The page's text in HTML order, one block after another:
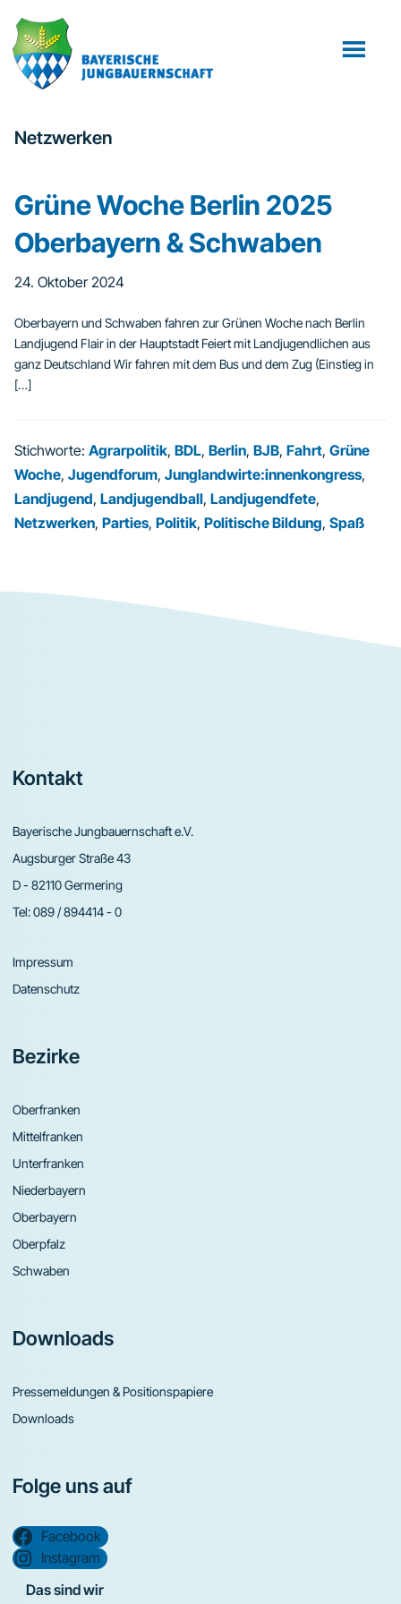
Inhalt
springen
Fußzeile
springen
Netzwerken
Grüne Woche Berlin 2025
Oberbayern & Schwaben
24. Oktober 2024
Oberbayern und Schwaben fahren zur Grünen Woche nach Berlin
Landjugend Flair in der Hauptstadt Feiert mit Landjugendlichen aus
ganz Deutschland Wir fahren mit dem Bus und dem Zug (Einstieg in
[…]
Stichworte: Agrarpolitik, BDL, Berlin, BJB, Fahrt, Grüne
Woche, Jugendforum, Junglandwirte:innenkongress,
Landjugend, Landjugendball, Landjugendfete,
Netzwerken, Parties, Politik, Politische Bildung, Spaß
Footer
Kontakt
Bayerische Jungbauernschaft e.V.
Augsburger Straße 43
D - 82110 Germering
Tel:089 / 894414 - 0
Impressum
Datenschutz
Bezirke
Oberfranken
Mittelfranken
Unterfranken
Niederbayern
Oberbayern
Oberpfalz
Schwaben
Downloads
Pressemeldungen & Positionspapiere
Downloads
Folge uns auf
Facebook
Instagram
Das sind wir